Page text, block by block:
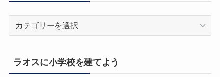
リ
ラオスに小学校を建てよう